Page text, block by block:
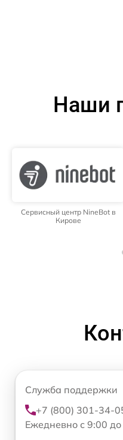
Наши
Сервисный центр NineBot в
Кирове
Служба поддержки
+7 (800) 301-34-
Ежедневно с 9:00